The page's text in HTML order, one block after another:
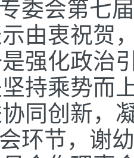
委会第七
由衷祝贺
强化政治
持乘势而
同创新，
环节，谢